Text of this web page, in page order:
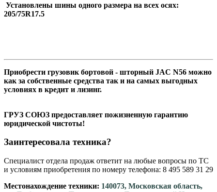
Установлены шины одного размера на всех осях:
205/75R17.5
Приобрести грузовик бортовой - шторный JAC N56 можно
как за собственные средства так и на самых выгодных
условиях в кредит и лизинг.
ГРУЗ СОЮЗ предоставляет пожизненную гарантию
юридической чистоты!
Заинтересовала техника?
Специалист отдела продаж ответит на любые вопросы по ТС
и условиям приобретения по номеру телефона: 8 495 589 31 29
Местонахождение техники: 140073, Московская область,